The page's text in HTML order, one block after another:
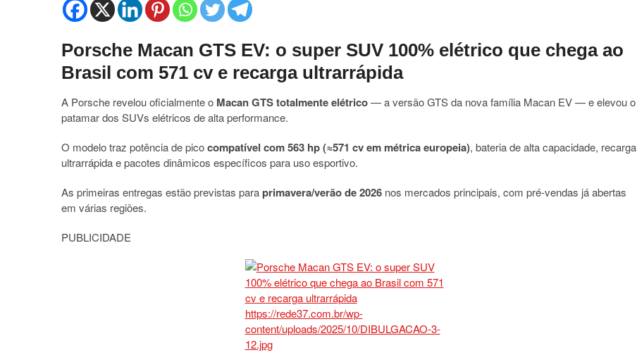
Porsche Macan GTS EV: o super SUV 100% elétrico que chega ao
Brasil com 571 cv e recarga ultrarrápida
A Porsche revelou oficialmente o Macan GTS totalmente elétrico— a versão GTS da nova família Macan EV — e elevou o
patamar dos SUVs elétricos de alta performance.
O modelo traz potência de picocompatível com 563 hp (≈571 cv em métrica europeia), bateria de alta capacidade, recarga
ultrarrápida e pacotes dinâmicos específicos para uso esportivo.
As primeiras entregas estão previstas paraprimavera/verão de 2026 nos mercados principais, com pré-vendas já abertas
em várias regiões.
PUBLICIDADE